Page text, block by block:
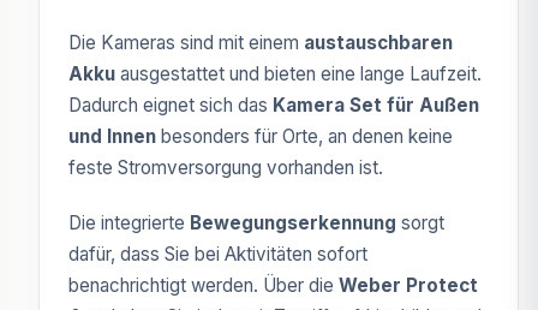
Die Kameras sind mit einem austauschbaren
Akku ausgestattet und bieten eine lange Laufzeit.
Dadurch eignet sich das Kamera Set für Außen
und Innen besonders für Orte, an denen keine
feste Stromversorgung vorhanden ist.
Die integrierte Bewegungserkennung sorgt
dafür, dass Sie bei Aktivitäten sofort
benachrichtigt werden. Über die Weber Protect